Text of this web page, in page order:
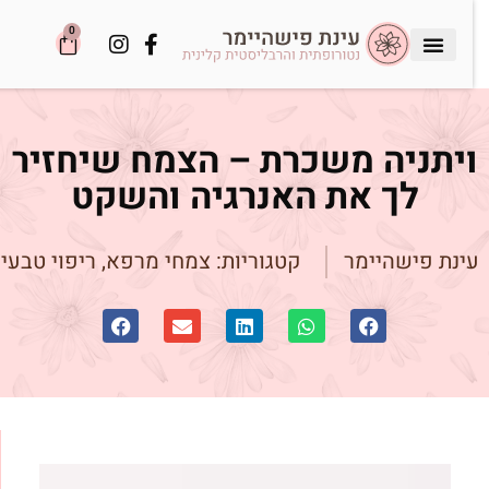
משכרת – הצמח שיחזיר
לך את האנרגיה והשקט
פישהיימר קטגוריות:צמחי מרפא,ריפוי טבעי